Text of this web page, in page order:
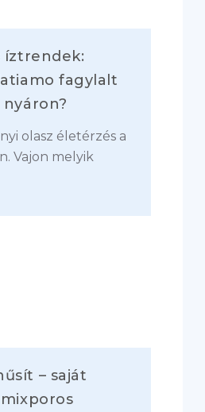
íztrendek:
fagylalt
olasz életérzés a
Vajon melyik
– saját